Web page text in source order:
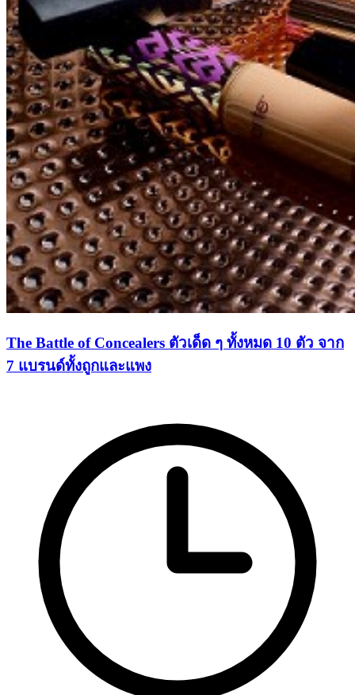
The Battle of Concealers ตัวเด็ด ๆ ทั้งหมด 10 ตัว จาก
7 แบรนด์ทั้งถูกและแพง